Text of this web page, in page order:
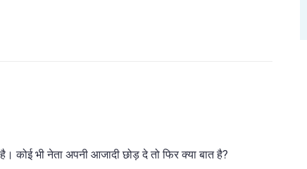
कोई भी नेता अपनी आजादी छोड़ दे तो फिर क्या बात है?